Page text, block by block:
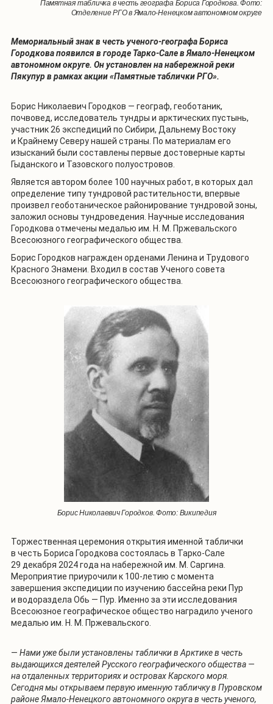
Памятная табличка в честь географа Бориса Городкова. Фото:
Отделение РГО в Ямало-Ненецком автономном округе
Мемориальный знак в честь ученого-географа Бориса
Городкова появился в городе Тарко-Сале в Ямало-Ненецком
автономном округе. Он установлен на набережной реки
Пякупур в рамках акции «Памятные таблички РГО».
Борис Николаевич Городков — географ, геоботаник,
почвовед, исследователь тундры и арктических пустынь,
участник 26 экспедиций по Сибири, Дальнему Востоку
и Крайнему Северу нашей страны. По материалам его
изысканий были составлены первые достоверные карты
Гыданского и Тазовского полуостровов.
Является автором более 100 научных работ, в которых дал
определение типу тундровой растительности, впервые
произвел геоботаническое районирование тундровой зоны,
заложил основы тундроведения. Научные исследования
Городкова отмечены медалью им. Н. М. Пржевальского
Всесоюзного географического общества.
Борис Городков награжден орденами Ленина и Трудового
Красного Знамени. Входил в состав Ученого совета
Всесоюзного географического общества.
Борис Николаевич Городков. Фото: Википедия
Торжественная церемония открытия именной таблички
в честь Бориса Городкова состоялась в Тарко-Сале
29 декабря 2024 года на набережной им. М. Саргина.
Мероприятие приурочили к 100-летию с момента
завершения экспедиции по изучению бассейна реки Пур
и водораздела Обь — Пур. Именно за эти исследования
Всесоюзное географическое общество наградило ученого
медалью им. Н. М. Пржевальского.
— Нами уже были установлены таблички в Арктике в честь
выдающихся деятелей Русского географического общества —
на отдаленных территориях и островах Карского моря.
Сегодня мы открываем первую именную табличку в Пуровском
районе Ямало-Ненецкого автономного округа в честь ученого,